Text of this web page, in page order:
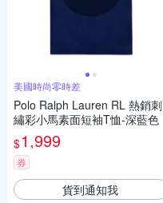
美國時尚零時差
Polo Ralph Lauren RL 熱銷刺
繡彩小馬素面短袖T恤-深藍色
$1,999
券
貨到通知我